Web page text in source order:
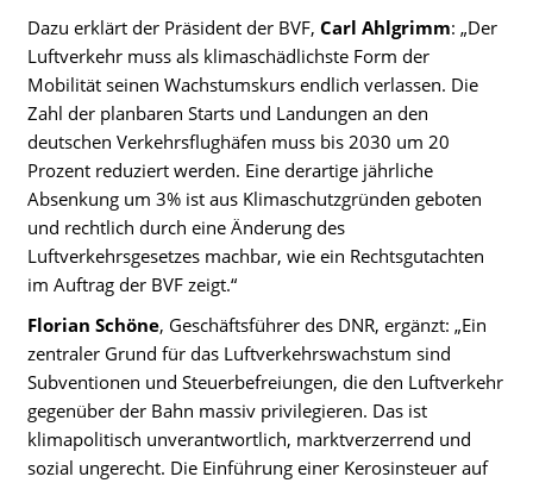
Dazu erklärt der Präsident der BVF, Carl Ahlgrimm: „Der
Luftverkehr muss als klimaschädlichste Form der
Mobilität seinen Wachstumskurs endlich verlassen. Die
Zahl der planbaren Starts und Landungen an den
deutschen Verkehrsflughäfen muss bis 2030 um 20
Prozent reduziert werden. Eine derartige jährliche
Absenkung um 3% ist aus Klimaschutzgründen geboten
und rechtlich durch eine Änderung des
Luftverkehrsgesetzes machbar, wie ein Rechtsgutachten
im Auftrag der BVF zeigt.“
Florian Schöne, Geschäftsführer des DNR, ergänzt: „Ein
zentraler Grund für das Luftverkehrswachstum sind
Subventionen und Steuerbefreiungen, die den Luftverkehr
gegenüber der Bahn massiv privilegieren. Das ist
klimapolitisch unverantwortlich, marktverzerrend und
sozial ungerecht. Die Einführung einer Kerosinsteuer auf